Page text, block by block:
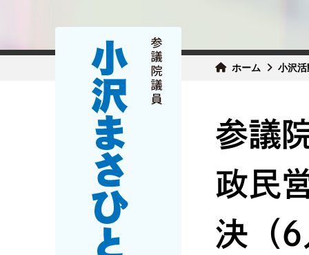
ホーム 小沢
参議
政民
決（